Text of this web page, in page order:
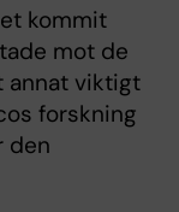
kommit
mot de
annat viktigt
forskning
den